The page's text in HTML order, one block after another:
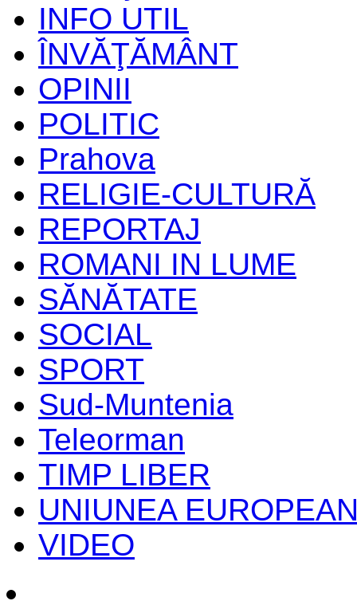
INFO UTIL
ÎNVĂŢĂMÂNT
OPINII
POLITIC
Prahova
RELIGIE-CULTURĂ
REPORTAJ
ROMANI IN LUME
SĂNĂTATE
SOCIAL
SPORT
Sud-Muntenia
Teleorman
TIMP LIBER
UNIUNEA
VIDEO